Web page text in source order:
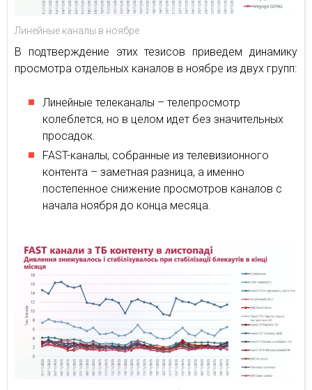
Линейные каналы в ноябре
В подтверждение этих тезисов приведем динамику
просмотра отдельных каналов в ноябре из двух групп:
Линейные телеканалы – телепросмотр
колеблется, но в целом идет без значительных
просадок.
FAST-каналы, собранные из телевизионного
контента – заметная разница, а именно
постепенное снижение просмотров каналов с
начала ноября до конца месяца.